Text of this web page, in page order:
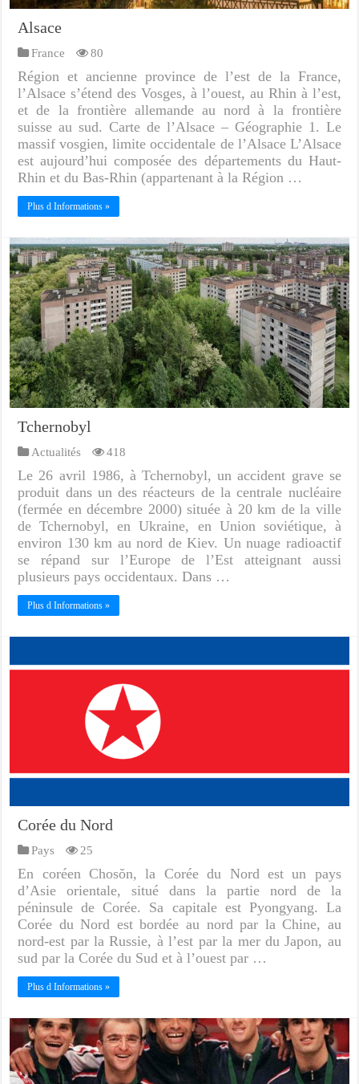
Alsace
France 80
Région et ancienne province de l’est de la France,
l’Alsace s’étend des Vosges, à l’ouest, au Rhin à l’est,
et de la frontière allemande au nord à la frontière
suisse au sud. Carte de l’Alsace – Géographie 1. Le
massif vosgien, limite occidentale de l’Alsace L’Alsace
est aujourd’hui composée des départements du Haut-
Rhin et du Bas-Rhin (appartenant à la Région …
Plus d Informations »
Tchernobyl
Actualités 418
Le 26 avril 1986, à Tchernobyl, un accident grave se
produit dans un des réacteurs de la centrale nucléaire
(fermée en décembre 2000) située à 20 km de la ville
de Tchernobyl, en Ukraine, en Union soviétique, à
environ 130 km au nord de Kiev. Un nuage radioactif
se répand sur l’Europe de l’Est atteignant aussi
plusieurs pays occidentaux. Dans …
Plus d Informations »
Corée du Nord
Pays 25
En coréen Chosŏn, la Corée du Nord est un pays
d’Asie orientale, situé dans la partie nord de la
péninsule de Corée. Sa capitale est Pyongyang. La
Corée du Nord est bordée au nord par la Chine, au
nord-est par la Russie, à l’est par la mer du Japon, au
sud par la Corée du Sud et à l’ouest par …
Plus d Informations »